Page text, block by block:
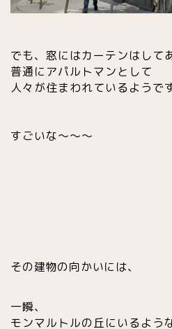
でも、窓にはカーテンはして
普通にアパルトマンとして
人々が住まわれているようです
すごいな〜〜〜
その建物の向かいには、
一瞬、
モンマルトルの丘にいるよう